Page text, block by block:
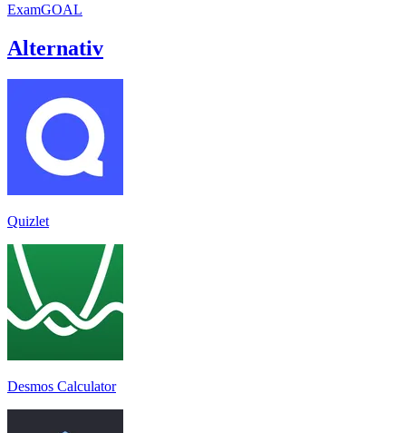
ExamGOAL
Alternativ
Quizlet
Desmos Calculator